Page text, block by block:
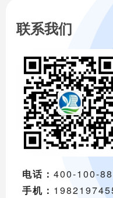
联系我们
电话： 400-100-
手机：